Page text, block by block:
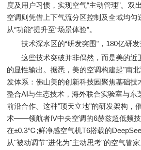
度及用户习惯，实现空气“主动管理”。双
空调则凭借上下气流分区控制及全域均匀
从“功能”提升至“场景体验”。
技术深水区的“研发突围”，180亿研发
这些技术突破并非偶然，而是美的近
的显性输出。据悉，美的空调构建起"南
发体系：佛山美的创新科技园聚焦基础技
整合AI与生态技术，海外联合实验室与东
前沿合作。这种"顶天立地"的研发架构，
术——领航者IV中央空调的6赫兹超低频技
在±0.3℃;鲜净感空气机T6搭载的
从"被动调节"进化为"主动思考"的空气管家